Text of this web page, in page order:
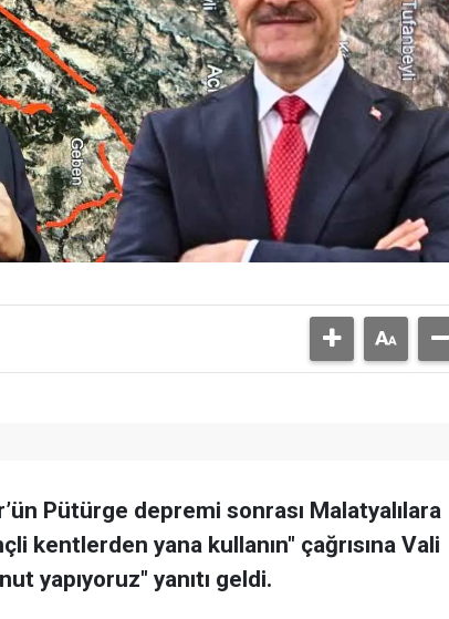
Pütürge depremi sonrası Malatyalılara
kentlerden yana kullanın" çağrısına Vali
yapıyoruz" yanıtı geldi.